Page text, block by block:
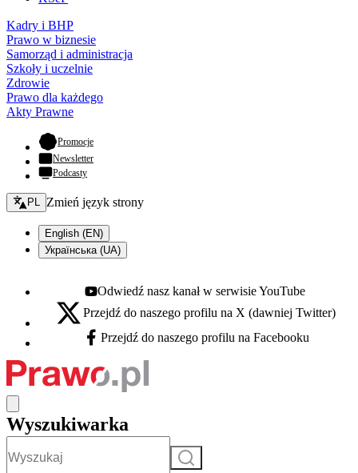
Kadry i BHP
Prawo w biznesie
Samorząd i administracja
Szkoły i uczelnie
Zdrowie
Prawo dla każdego
Akty Prawne
Promocje- otwiera się w nowej karcie
Newsletter
Podcasty
Zmień język - bieżący:
PL Zmień język strony
English (EN)
Українська (UA)
Youtube - otwiera się w nowej karcie
Odwiedź nasz kanał w serwisie YouTube
X - otwiera się w nowej karcie
Przejdź do naszego profilu na X (dawniej Twitter)
Facebook - otwiera się w nowej karcie
Przejdź do naszego profilu na Facebooku
Wyszukiwarka
Szukaj